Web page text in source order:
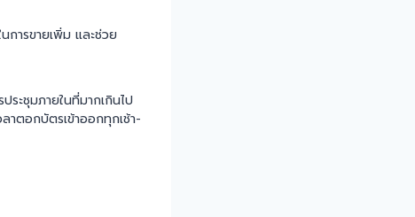
การขายเพิ่ม และช่วย
ะชุมภายในที่มากเกินไป
าตอกบัตรเข้าออกทุกเช้า-